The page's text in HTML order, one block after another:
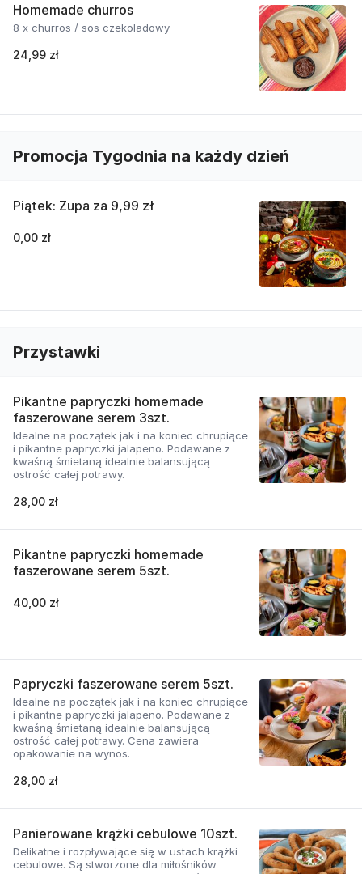
Homemade churros
8 x churros / sos czekoladowy
24,99 zł
Promocja Tygodnia na każdy dzień
Piątek: Zupa za 9,99 zł
0,00 zł
Przystawki
Pikantne papryczki homemade
faszerowane serem 3szt.
Idealne na początek jak i na koniec chrupiące
i pikantne papryczki jalapeno. Podawane z
kwaśną śmietaną idealnie balansującą
ostrość całej potrawy.
28,00 zł
Pikantne papryczki homemade
faszerowane serem 5szt.
40,00 zł
Papryczki faszerowane serem 5szt.
Idealne na początek jak i na koniec chrupiące
i pikantne papryczki jalapeno. Podawane z
kwaśną śmietaną idealnie balansującą
ostrość całej potrawy. Cena zawiera
opakowanie na wynos.
28,00 zł
Panierowane krążki cebulowe 10szt.
Delikatne i rozpływające się w ustach krążki
cebulowe. Są stworzone dla miłośników